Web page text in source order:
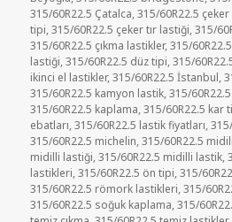
315/60R22.5 Çatalca,315/60R22.5
tipi,315/60R22.5 çeker tır lastiği,315/
315/60R22.5 çıkma lastikler,315/
lastiği,315/60R22.5 düz tipi,315/
ikinci el lastikler,315/60R22.5 İstanbul,
315/60R22.5 kamyon lastik,315/
315/60R22.5 kaplama,315/60R22.5 kar
ebatları,315/60R22.5 lastik fiyatları,
315/60R22.5 michelin,315/60R22.5
midilli lastiği,315/60R22.5 midilli lastik,
lastikleri,315/60R22.5 ön tipi,315/
315/60R22.5 römork lastikleri,315/
315/60R22.5 soğuk kaplama,315/